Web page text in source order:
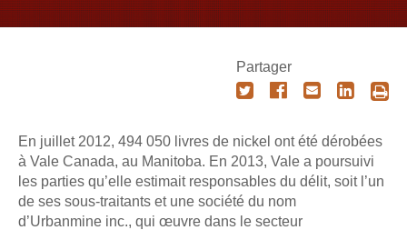
Partager
En juillet 2012, 494 050 livres de nickel ont été dérobées
à Vale Canada, au Manitoba. En 2013, Vale a poursuivi
les parties qu’elle estimait responsables du délit, soit l’un
de ses sous-traitants et une société du nom
d’Urbanmine inc., qui œuvre dans le secteur